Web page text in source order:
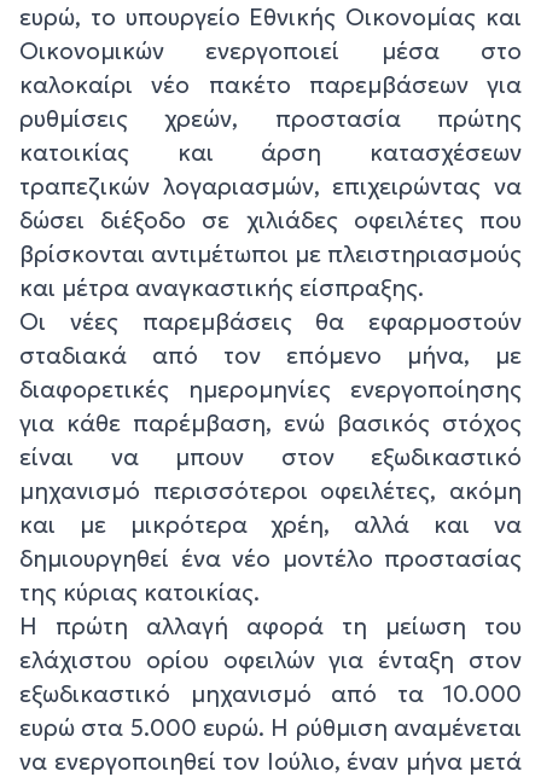
ευρώ, το υπουργείο Εθνικής Οικονομίας και
Οικονομικών ενεργοποιεί μέσα στο
καλοκαίρι νέο πακέτο παρεμβάσεων για
ρυθμίσεις χρεών, προστασία πρώτης
κατοικίας και άρση κατασχέσεων
τραπεζικών λογαριασμών, επιχειρώντας να
δώσει διέξοδο σε χιλιάδες οφειλέτες που
βρίσκονται αντιμέτωποι με πλειστηριασμούς
και μέτρα αναγκαστικής είσπραξης.
Οι νέες παρεμβάσεις θα εφαρμοστούν
σταδιακά από τον επόμενο μήνα, με
διαφορετικές ημερομηνίες ενεργοποίησης
για κάθε παρέμβαση, ενώ βασικός στόχος
είναι να μπουν στον εξωδικαστικό
μηχανισμό περισσότεροι οφειλέτες, ακόμη
και με μικρότερα χρέη, αλλά και να
δημιουργηθεί ένα νέο μοντέλο προστασίας
της κύριας κατοικίας.
Η πρώτη αλλαγή αφορά τη μείωση του
ελάχιστου ορίου οφειλών για ένταξη στον
εξωδικαστικό μηχανισμό από τα 10.000
ευρώ στα 5.000 ευρώ. Η ρύθμιση αναμένεται
να ενεργοποιηθεί τον Ιούλιο, έναν μήνα μετά